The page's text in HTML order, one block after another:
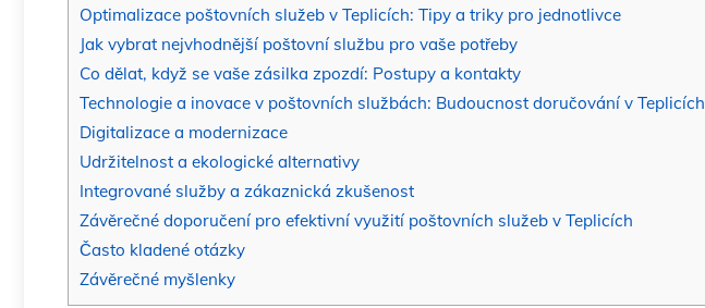
Optimalizace poštovních služeb v Teplicích: Tipy a triky pro jednotlivce
Jak vybrat nejvhodnější poštovní službu pro vaše potřeby
Co dělat, když se vaše zásilka zpozdí: Postupy a kontakty
Technologie a inovace v poštovních službách: Budoucnost doručování v Teplicích
Digitalizace a modernizace
Udržitelnost a ekologické alternativy
Integrované služby a zákaznická zkušenost
Závěrečné doporučení pro efektivní využití poštovních služeb v Teplicích
Často kladené otázky
Závěrečné myšlenky